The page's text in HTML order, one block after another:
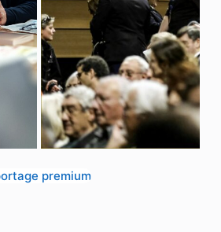
premium